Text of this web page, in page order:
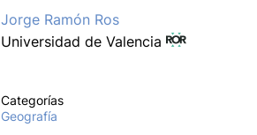
Jorge Ramón Ros
Universidad de Valencia
Categorías
Geografía